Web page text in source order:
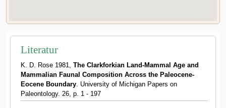
Literatur
K. D. Rose 1981, The Clarkforkian Land-Mammal Age and
Mammalian Faunal Composition Across the Paleocene-
Eocene Boundary. University of Michigan Papers on
Paleontology. 26, p. 1 - 197